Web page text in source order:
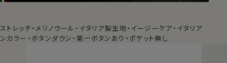
ストレッチ・メリノウール・イタリア製生地・イージーケア・イタリア
ンカラー・ボタンダウン・第一ボタンあり・ポケット無し